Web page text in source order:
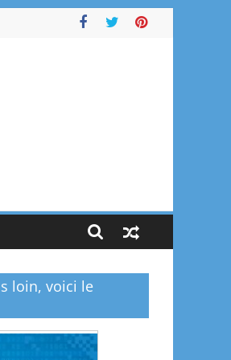
loin, voici le